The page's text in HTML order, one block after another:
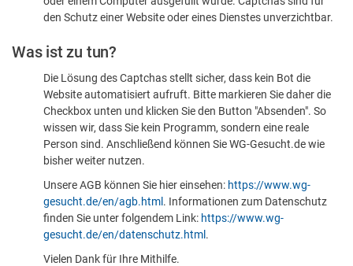
sind
den Schutz einer Website oder eines Dienstes unverzichtbar.
Was ist zu tun?
Die Lösung des Captchas stellt sicher, dass kein Bot die
Website automatisiert aufruft. Bitte markieren Sie daher die
Checkbox unten und klicken Sie den Button "Absenden". So
wissen wir, dass Sie kein Programm, sondern eine reale
Person sind. Anschließend können Sie WG-Gesucht.de wie
bisher weiter nutzen.
Unsere AGB können Sie hier einsehen: https://www.wg-
gesucht.de/en/agb.html . Informationen zum Datenschutz
finden Sie unter folgendem Link: https://www.wg-
gesucht.de/en/datenschutz.html .
Vielen Dank für Ihre Mithilfe.